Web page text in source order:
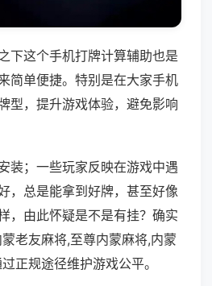
下这个手机打牌计算辅助也是
简单便捷。特别是在大家手机
型，提升游戏体验，避免影响
装；一些玩家反映在游戏中遇
，总是能拿到好牌，甚至好像
，由此怀疑是不是有挂？确实
老友麻将,至尊内蒙麻将,内蒙
正规途径维护游戏公平。